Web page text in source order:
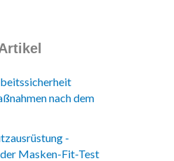
nach dem
-
Masken-Fit-Test